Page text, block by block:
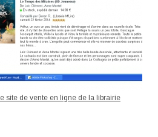
le site de vente en ligne de la librairie